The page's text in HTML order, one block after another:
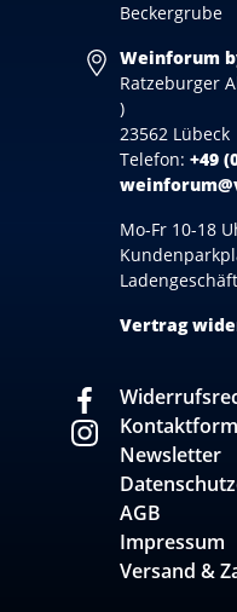
Beckergrube
Weinforum
Ratzeburger
)
23562 Lübeck
Telefon: +49
Mo-Fr 10-18
Ladengeschäft
Vertrag
Newsletter
AGB
Impressum
Versand &